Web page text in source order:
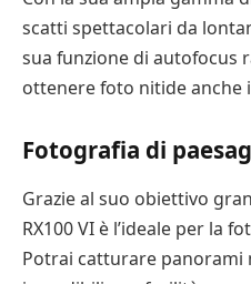
scatti spettacolari da
sua funzione di autofocus
ottenere foto nitide anche
Fotografia di
Grazie al suo obiettivo
RX100 VI è l’ideale per la
Potrai catturare panorami